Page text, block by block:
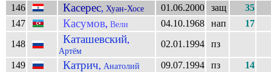
146
Касерес, Хуан-Хосе 01.06.2000 защ
35
147
Касумов, Вели 04.10.1968 нап 17
148
Каташевский,
Артём
02.01.1994 пз
149 Катрич, Анатолий 09.07.1994 пз
14